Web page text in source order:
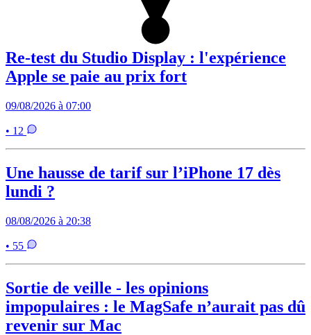
Re-test du Studio Display : l'expérience
Apple se paie au prix fort
09/08/2026 à 07:00
• 12
Une hausse de tarif sur l’iPhone 17 dès
lundi ?
08/08/2026 à 20:38
• 55
Sortie de veille - les opinions
impopulaires : le MagSafe n’aurait pas dû
revenir sur Mac